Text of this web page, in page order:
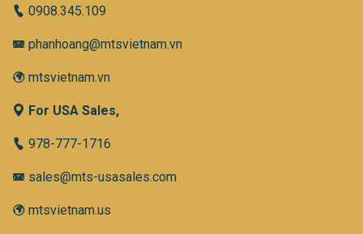
0908.345.109
phanhoang@mtsvietnam.vn
mtsvietnam.vn
For USA Sales,
978-777-1716
sales@mts-usasales.com
mtsvietnam.us